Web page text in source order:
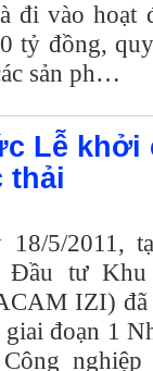
đi vào hoạt
tỷ đồng,
sản ph…
Lễ
thải
18/5/2011,
Đầu tư Khu
IZI) đã
giai đoạn 1
nghiệp